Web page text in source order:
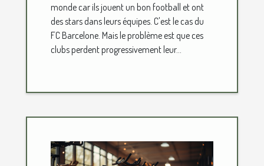
monde car ils jouent un bon football et ont
des stars dans leurs équipes. C'est le cas du
FC Barcelone. Mais le problème est que ces
clubs perdent progressivement leur...